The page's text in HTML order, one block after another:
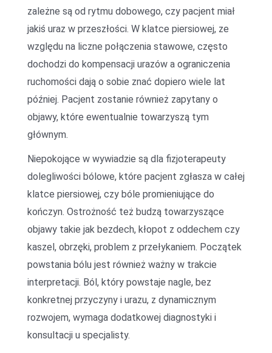
zależne są od rytmu dobowego, czy pacjent miał
jakiś uraz w przeszłości. W klatce piersiowej, ze
względu na liczne połączenia stawowe, często
dochodzi do kompensacji urazów a ograniczenia
ruchomości dają o sobie znać dopiero wiele lat
później. Pacjent zostanie również zapytany o
objawy, które ewentualnie towarzyszą tym
głównym.
Niepokojące w wywiadzie są dla fizjoterapeuty
dolegliwości bólowe, które pacjent zgłasza w całej
klatce piersiowej, czy bóle promieniujące do
kończyn. Ostrożność też budzą towarzyszące
objawy takie jak bezdech, kłopot z oddechem czy
kaszel, obrzęki, problem z przełykaniem. Początek
powstania bólu jest również ważny w trakcie
interpretacji. Ból, który powstaje nagle, bez
konkretnej przyczyny i urazu, z dynamicznym
rozwojem, wymaga dodatkowej diagnostyki i
konsultacji u specjalisty.